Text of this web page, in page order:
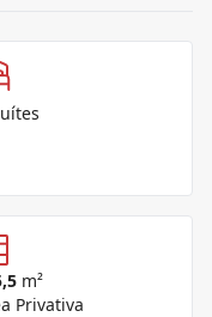
m²
Privativa